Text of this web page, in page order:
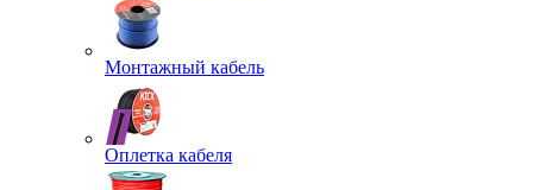
Монтажный кабель
Оплетка кабеля